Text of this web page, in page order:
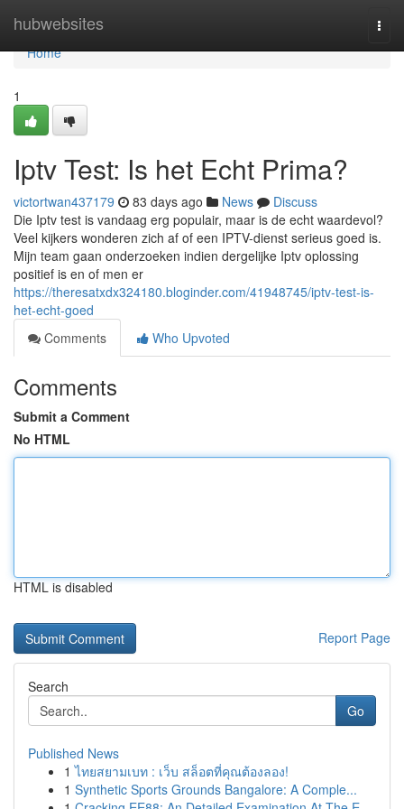
hubwebsites
Home
Home
1
Iptv Test: Is het Echt Prima?
victortwan437179 83 days ago News
Discuss
Die Iptv test is vandaag erg populair, maar is de echt waardevol?
Veel kijkers wonderen zich af of een IPTV-dienst serieus goed is.
Mijn team gaan onderzoeken indien dergelijke Iptv oplossing
positief is en of men er
https://theresatxdx324180.bloginder.com/41948745/iptv-test-is-
het-echt-goed
Comments
Who Upvoted
Comments
Submit a Comment
No HTML
HTML is disabled
Report Page
Search
Go
Published News
1 ไทยสยามเบท : เว็บ สล็อตที่คุณต้องลอง!
1 Synthetic Sports Grounds Bangalore: A Comple...